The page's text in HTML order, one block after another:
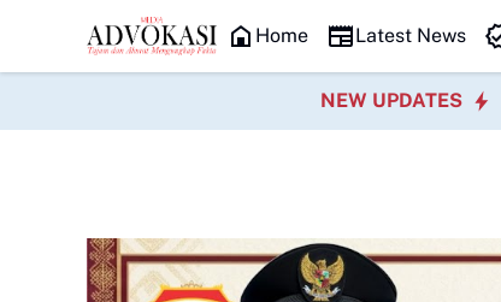
HEADLINE
Home Latest News
NEW UPDATES